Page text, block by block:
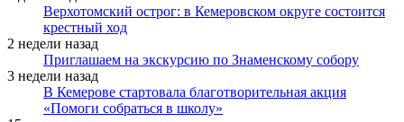
Верхотомский острог: в Кемеровском округе состоится
крестный ход
2 недели назад
Приглашаем на экскурсию по Знаменскому собору
3 недели назад
В Кемерове стартовала благотворительная акция
«Помоги собраться в школу»